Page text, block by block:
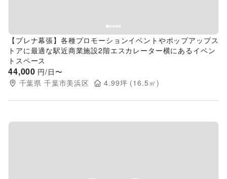
【プレナ幕張】各種プロモーションイベントやポップアップス
トアに最適な駅近商業施設2階エスカレーター横にあるイベン
トスペース
44,000 円/日〜
千葉県 千葉市美浜区 4.99坪 (16.5 ㎡)